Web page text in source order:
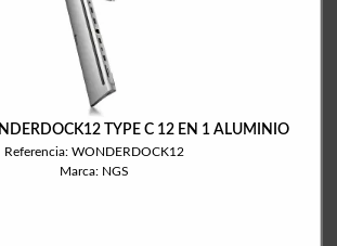
TYPE C 12 EN 1 ALUMINIO
Referencia: WONDERDOCK12
Marca: NGS